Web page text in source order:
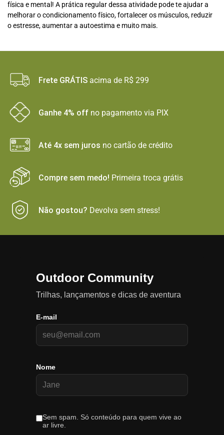
física e mental! A prática regular dessa atividade pode te ajudar a
melhorar o condicionamento físico, fortalecer os músculos, reduzir
o estresse, aumentar a autoestima e muito mais.
Frete GRÁTIS acima de R$ 299
Ganhe 4% off no pagamento via PIX
Até 4x sem juros no cartão de crédito
Compre sem medo! Primeira troca grátis
Não gostou? Devolva sem stress!